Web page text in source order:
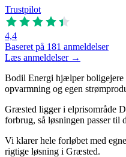
Trustpilot
4,4
Baseret på 181 anmeldelser
Læs anmeldelser →
Bodil Energi hjælper boligejere
opvarmning og egen
Græsted ligger i elprisområde
forbrug, så løsningen passer til
Vi klarer hele forløbet med
rigtige løsning i Græsted.